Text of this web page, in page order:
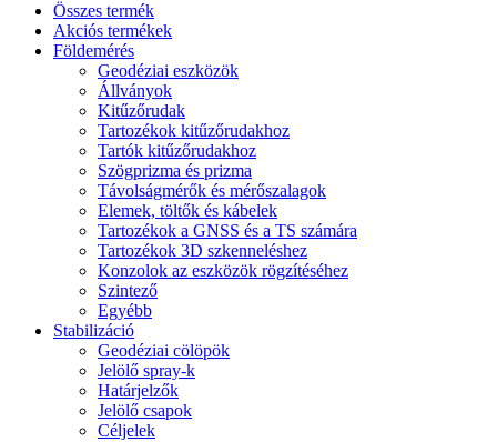
Összes termék
Akciós termékek
Földemérés
Geodéziai eszközök
Állványok
Kitűzőrudak
Tartozékok kitűzőrudakhoz
Tartók kitűzőrudakhoz
Szögprizma és prizma
Távolságmérők és mérőszalagok
Elemek, töltők és kábelek
Tartozékok a GNSS és a TS számára
Tartozékok 3D szkenneléshez
Konzolok az eszközök rögzítéséhez
Szintező
Egyébb
Stabilizáció
Geodéziai cölöpök
Jelölő spray-k
Határjelzők
Jelölő csapok
Céljelek